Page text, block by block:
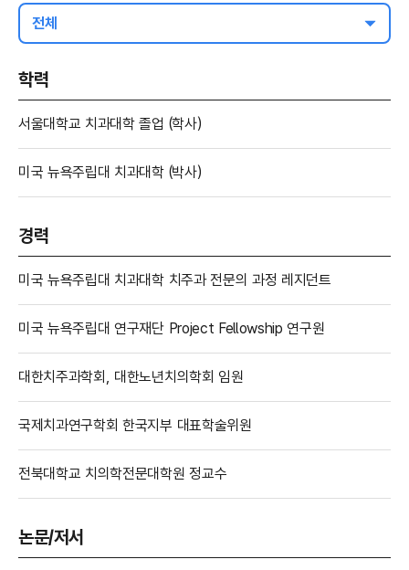
전체
학력
서울대학교 치과대학 졸업 (학사)
미국 뉴욕주립대 치과대학 (박사)
경력
미국 뉴욕주립대 치과대학 치주과 전문의 과정 레지던트
미국 뉴욕주립대 연구재단 Project Fellowship 연구원
대한치주과학회, 대한노년치의학회 임원
국제치과연구학회 한국지부 대표학술위원
전북대학교 치의학전문대학원 정교수
논문/저서